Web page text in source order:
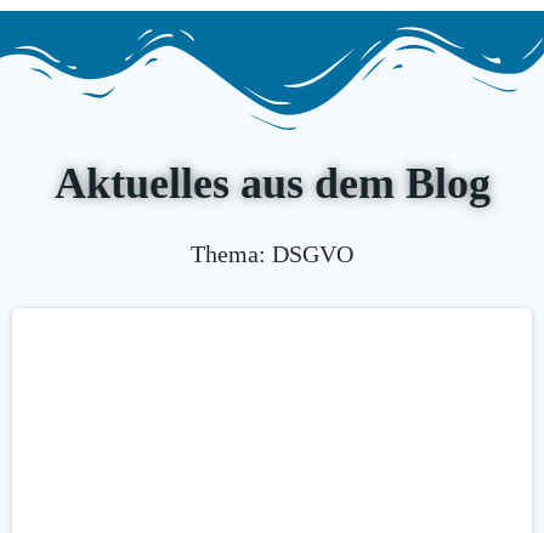
Aktuelles aus dem Blog
Thema: DSGVO